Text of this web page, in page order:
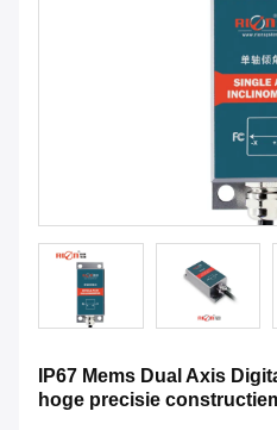
IP67 Mems Dual Axis
hoge precisie